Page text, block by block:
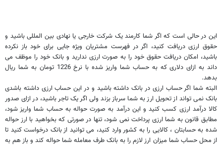
این در حالی است که اگر شما کارمند یک شرکت خارجی یا نهادی بین المللی باشید و
حقوق ارزی دریافت کنید، اگر در فهرست مشتریان ویژه جایی برای خود باز نکرده
باشید، امکان دریافت حقوق خود را به صورت ارزی ندارید و بانک خود را موظف می
داند به ازای دلاری که به حساب شما واریز شده با نرخ 1226 تومان به شما ریال
بدهد.
البته شما اگر حساب ارزی در بانک داشته باشید و در این حساب ارزی داشته باشدی
بانک نمی تواند از تحویل ارز به شما سرباز بزند ولی اگر یک تاجر باشید، در ازای صدور
کالا درآمد ارزی کسب کنید و این درآمد به صورت حواله به حساب شما واریز شود،
مطابق قانون به شما ارزی پرداخت نمی شود، تنها در صورتی که بخواهید با ارز حواله
شده به حسابتان ، کالایی را به کشور وارد کنید، می توانید از بانک درخواست کنید تا
از محل حساب شما میزان ارز لازم را به بانک طرف معامله شما حواله کند و باز هم به